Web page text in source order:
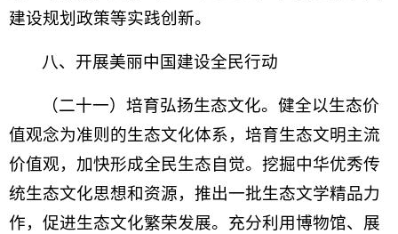
建设规划政策等实践创新。
八、开展美丽中国建设全民行动
（二十一）培育弘扬生态文化。健全以生态价
值观念为准则的生态文化体系，培育生态文明主流
价值观，加快形成全民生态自觉。挖掘中华优秀传
统生态文化思想和资源，推出一批生态文学精品力
作，促进生态文化繁荣发展。充分利用博物馆、展